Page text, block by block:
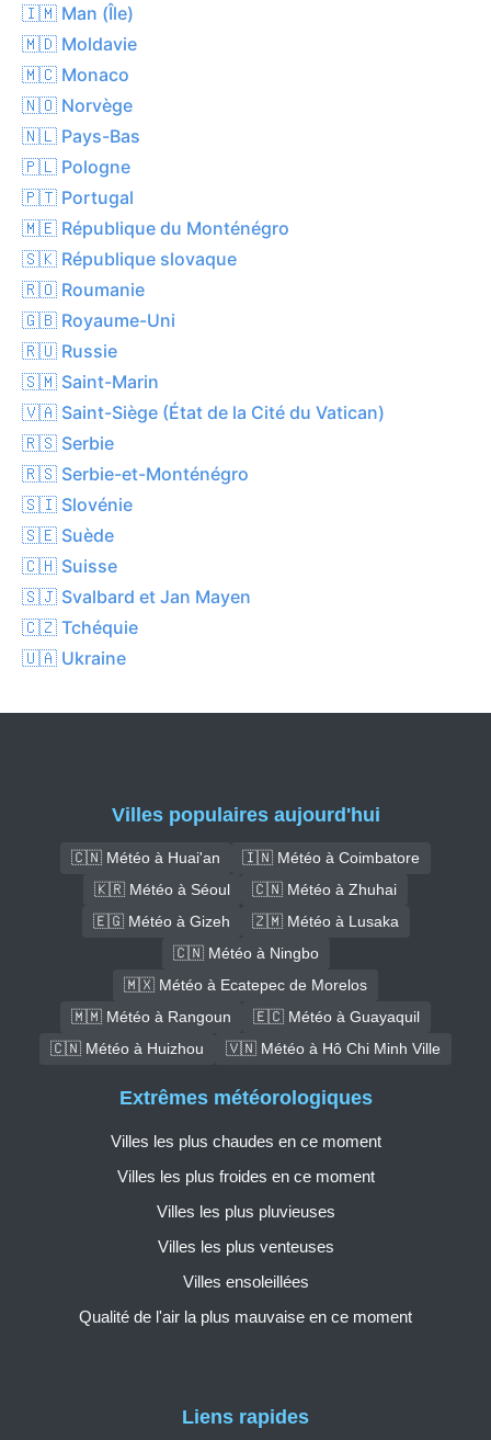
🇮🇲 Man (Île)
🇲🇩 Moldavie
🇲🇨 Monaco
🇳🇴 Norvège
🇳🇱 Pays-Bas
🇵🇱 Pologne
🇵🇹 Portugal
🇲🇪 République du Monténégro
🇸🇰 République slovaque
🇷🇴 Roumanie
🇬🇧 Royaume-Uni
🇷🇺 Russie
🇸🇲 Saint-Marin
🇻🇦 Saint-Siège (État de la Cité du Vatican)
🇷🇸 Serbie
🇷🇸 Serbie-et-Monténégro
🇸🇮 Slovénie
🇸🇪 Suède
🇨🇭 Suisse
🇸🇯 Svalbard et Jan Mayen
🇨🇿 Tchéquie
🇺🇦 Ukraine
Villes populaires aujourd'hui
🇨🇳 Météo à Huai'an
🇮🇳 Météo à Coimbatore
🇰🇷 Météo à Séoul
🇨🇳 Météo à Zhuhai
🇪🇬 Météo à Gizeh
🇿🇲 Météo à Lusaka
🇨🇳 Météo à Ningbo
🇲🇽 Météo à Ecatepec de Morelos
🇲🇲 Météo à Rangoun
🇪🇨 Météo à Guayaquil
🇨🇳 Météo à Huizhou
🇻🇳 Météo à Hô Chi Minh Ville
Liens rapides
Extrêmes météorologiques
Villes les plus chaudes en ce moment
Villes les plus froides en ce moment
Villes les plus pluvieuses
Villes les plus venteuses
Villes ensoleillées
Qualité de l'air la plus mauvaise en ce moment